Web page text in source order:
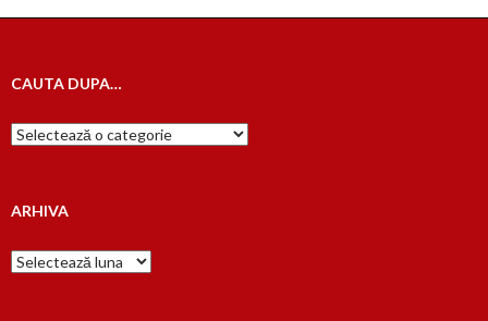
CAUTA DUPA…
Cauta
dupa…
ARHIVA
Arhiva